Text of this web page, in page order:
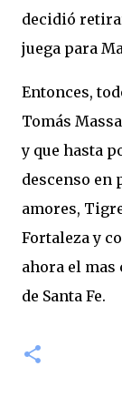
decidió
juega para
Entonces,
Tomás
y que hasta
descenso en
amores,
Fortaleza y
ahora el
de Santa Fe.